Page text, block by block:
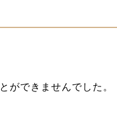
ができませんでした。